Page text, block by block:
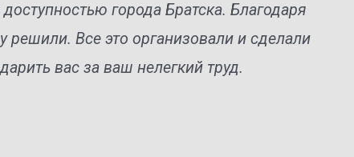
города Братска. Благодаря
решили. Все это организовали и сделали
вас за ваш нелегкий труд.